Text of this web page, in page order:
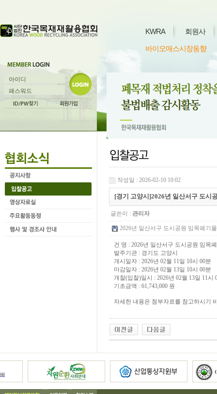
KWRA 회원사
바이오매스시장동향
작성일 : 2026-02-10 10:02
[경기 고양시]2026년 일산서구 도시
글쓴이 : 관리자
2026년 일산서구 도시공원 임목폐기
건 명 : 2026년 일산서구 도시공원 임목
발주기관 : 경기도 고양시
개시일자 : 2026년 02월 11일 10시 00분
마감일자 : 2026년 02월 13일 10시 00분
개찰(입찰)일시 : 2026년 02월 13일 11시
기초금액 : 61,743,000 원
자세한 내용은 첨부자료를 참고하시기